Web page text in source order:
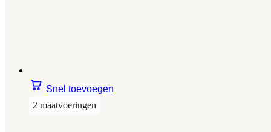
Snel toevoegen
2 maatvoeringen